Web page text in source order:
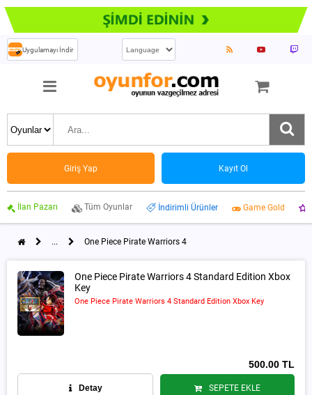
Uygulamayı İndir
Giriş Yap Kayıt Ol
İlan Pazarı Tüm Oyunlar İndirimli Ürünler Game Gold
... One Piece Pirate Warriors 4
One Piece Pirate Warriors 4 Standard Edition Xbox
Key
One Piece Pirate Warriors 4 Standard Edition Xbox Key
500.00 TL
Detay SEPETE EKLE